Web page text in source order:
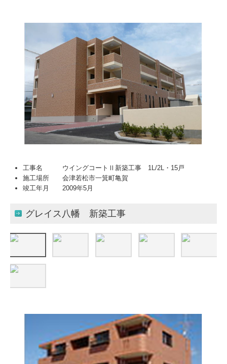
工事名 ウイングコートⅡ新築工事 1L/2L・15戸
施工場所 会津若松市一箕町亀賀
竣工年月 2009年5月
グレイス八幡 新築工事